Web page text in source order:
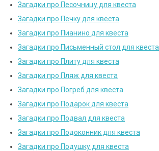
Загадки про Песочницу для квеста
Загадки про Печку для квеста
Загадки про Пианино для квеста
Загадки про Письменный стол для квеста
Загадки про Плиту для квеста
Загадки про Пляж для квеста
Загадки про Погреб для квеста
Загадки про Подарок для квеста
Загадки про Подвал для квеста
Загадки про Подоконник для квеста
Загадки про Подушку для квеста